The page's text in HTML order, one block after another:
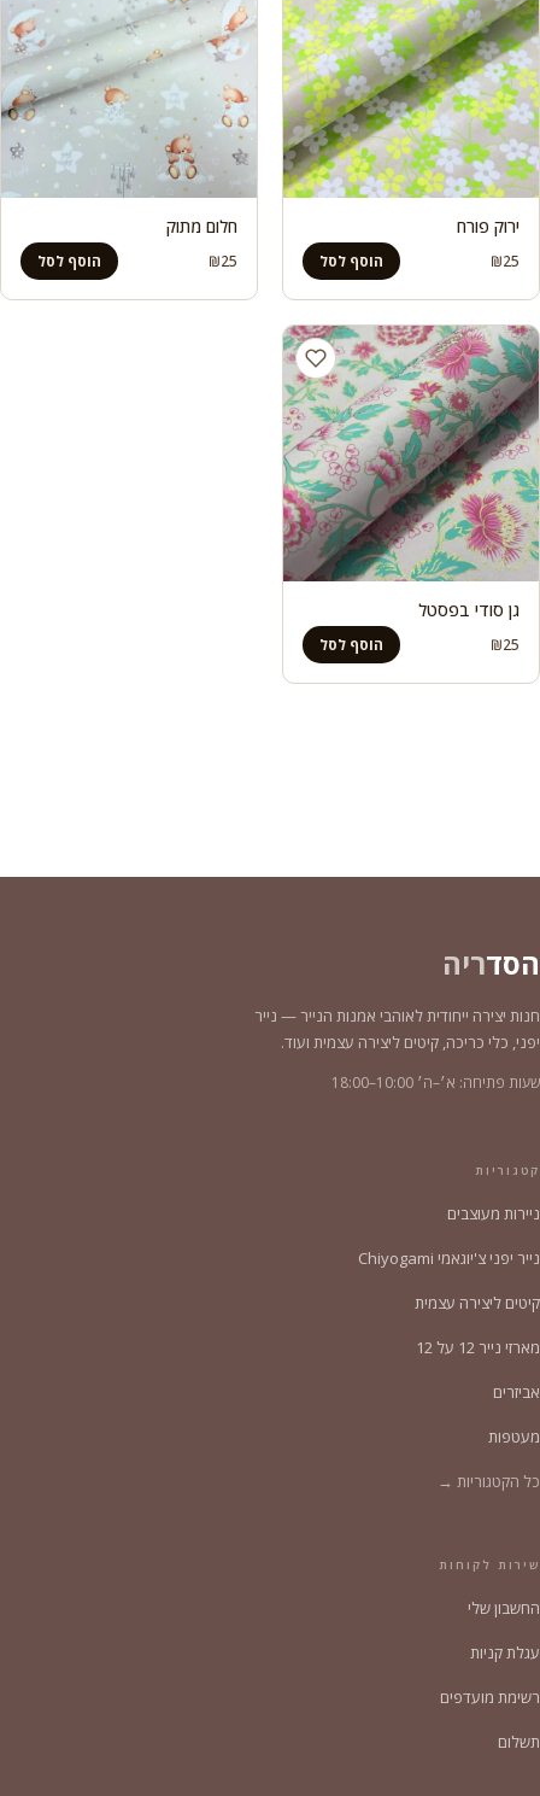
ירוק פורח
₪25 הוסף לסל
חלום מתוק
₪25 הוסף לסל
גן סודי בפסטל
₪25 הוסף לסל
הסדריה
חנות יצירה ייחודית לאוהבי אמנות הנייר — נייר
יפני, כלי כריכה, קיטים ליצירה עצמית ועוד.
שעות פתיחה: א׳–ה׳ 10:00–18:00
קטגוריות
ניירות מעוצבים
נייר יפני צ'יוגאמי Chiyogami
קיטים ליצירה עצמית
מארזי נייר 12 על 12
אביזרים
מעטפות
כל הקטגוריות →
שירות לקוחות
החשבון שלי
עגלת קניות
רשימת מועדפים
תשלום